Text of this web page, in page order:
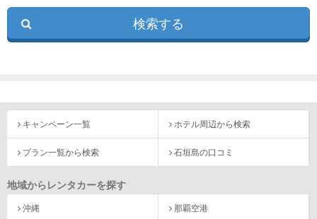
キャンペーン一覧 ホテル周辺から検索
プラン一覧から検索 石垣島の口コミ
地域からレンタカーを探す
沖縄 那覇空港